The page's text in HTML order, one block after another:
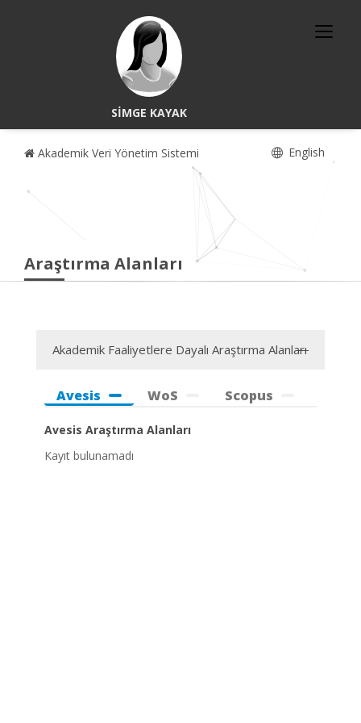
SİMGE KAYAK
Akademik Veri Yönetim Sistemi English
Araştırma Alanları
Akademik Faaliyetlere Dayalı Araştırma Alanları
Avesis WoS Scopus
Avesis Araştırma Alanları
Kayıt bulunamadı